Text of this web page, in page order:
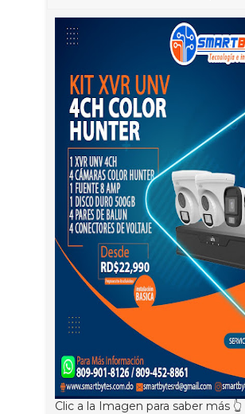
Clic a la Imagen para saber más 👆